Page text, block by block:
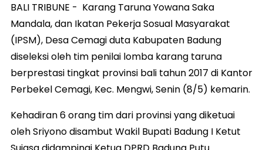
BALI TRIBUNE - Karang Taruna Yowana Saka
Mandala, dan Ikatan Pekerja Sosual Masyarakat
(IPSM), Desa Cemagi duta Kabupaten Badung
diseleksi oleh tim penilai lomba karang taruna
berprestasi tingkat provinsi bali tahun 2017 di Kantor
Perbekel Cemagi, Kec. Mengwi, Senin (8/5) kemarin.
Kehadiran 6 orang tim dari provinsi yang diketuai
oleh Sriyono disambut Wakil Bupati Badung I Ketut